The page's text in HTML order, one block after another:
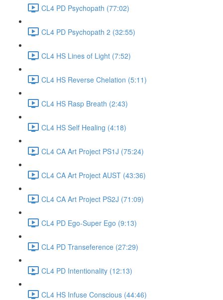
CL4 PD Psychopath (77:02)
CL4 PD Psychopath 2 (32:55)
CL4 HS Lines of Light (7:52)
CL4 HS Reverse Chelation (5:11)
CL4 HS Rasp Breath (2:43)
CL4 HS Self Healing (4:18)
CL4 CA Art Project PS1J (75:24)
CL4 CA Art Project AUST (43:36)
CL4 CA Art Project PS2J (71:09)
CL4 PD Ego-Super Ego (9:13)
CL4 PD Transeference (27:29)
CL4 PD Intentionality (12:13)
CL4 HS Infuse Conscious (44:46)